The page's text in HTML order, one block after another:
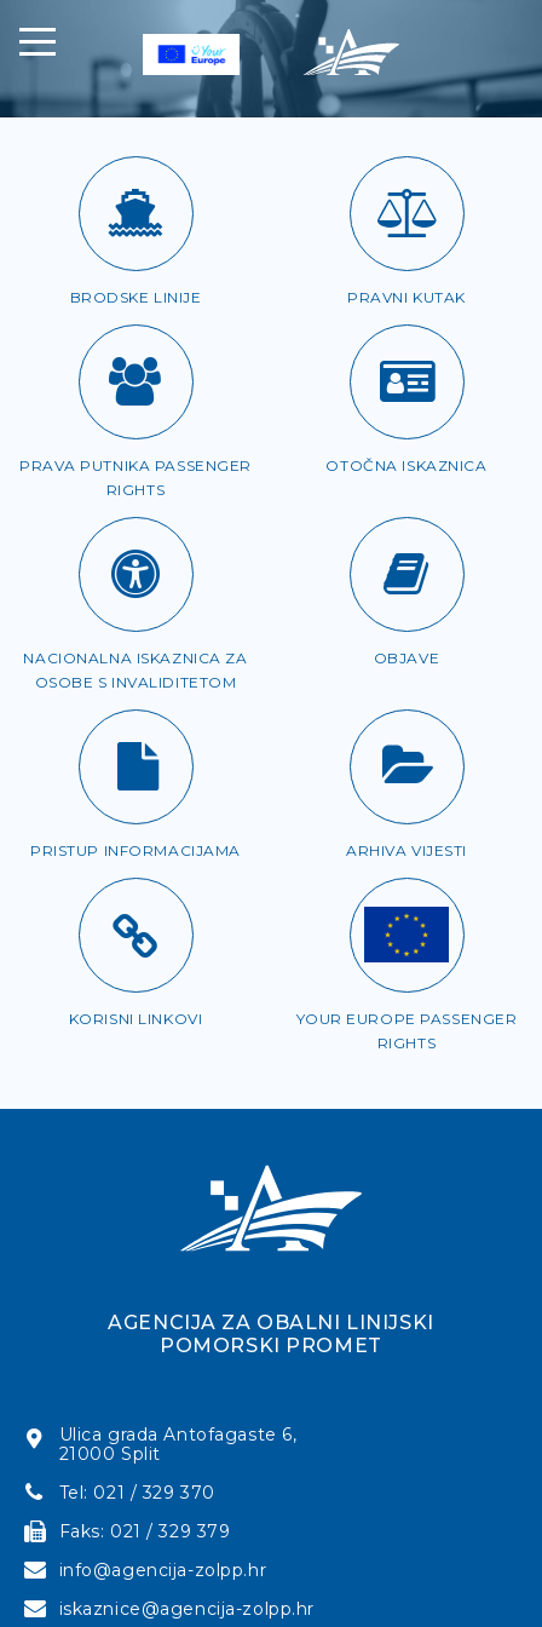
BRODSKE LINIJE PRAVNI KUTAK
PRAVA PUTNIKA PASSENGER
RIGHTS
OTOČNA ISKAZNICA
NACIONALNA ISKAZNICA ZA
OSOBE S INVALIDITETOM
OBJAVE
PRISTUP INFORMACIJAMA ARHIVA VIJESTI
KORISNI LINKOVI
YOUR EUROPE PASSENGER
RIGHTS
AGENCIJA ZA OBALNI LINIJSKI
POMORSKI PROMET
Ulica grada Antofagaste 6,
21000 Split
Tel: 021 / 329 370
Faks: 021 / 329 379
info@agencija-zolpp.hr
iskaznice@agencija-zolpp.hr